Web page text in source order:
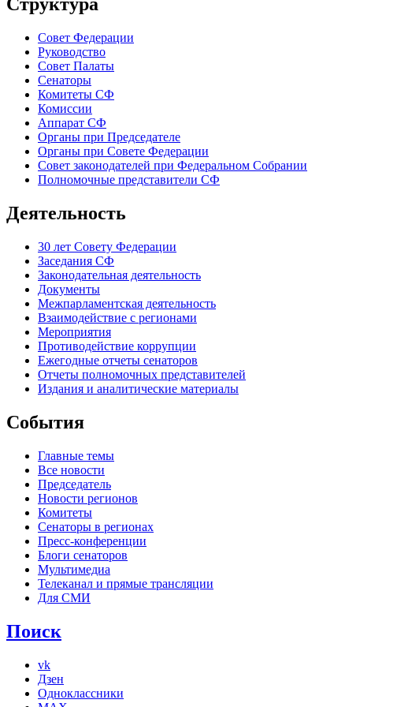
Структура
Совет Федерации
Руководство
Совет Палаты
Сенаторы
Комитеты СФ
Комиссии
Аппарат СФ
Органы при Председателе
Органы при Совете Федерации
Совет законодателей при Федеральном Собрании
Полномочные представители СФ
Деятельность
30 лет Совету Федерации
Заседания СФ
Законодательная деятельность
Документы
Межпарламентская деятельность
Взаимодействие с регионами
Мероприятия
Противодействие коррупции
Ежегодные отчеты сенаторов
Отчеты полномочных представителей
Издания и аналитические материалы
События
Главные темы
Все новости
Председатель
Новости регионов
Комитеты
Сенаторы в регионах
Пресс-конференции
Блоги сенаторов
Мультимедиа
Телеканал и прямые трансляции
Для СМИ
Поиск
vk
Дзен
Одноклассники